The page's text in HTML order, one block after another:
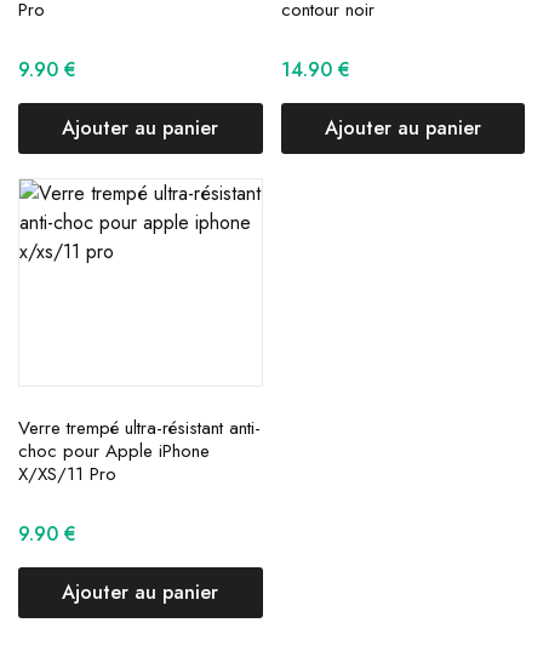
Pro
9.90 €
Ajouter au panier
contour noir
14.90 €
Ajouter au panier
Verre trempé ultra-résistant anti-
choc pour Apple iPhone
X/XS/11 Pro
9.90 €
Ajouter au panier